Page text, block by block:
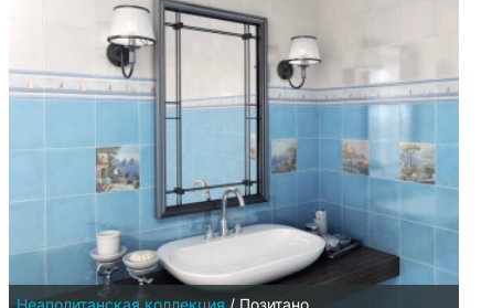
Неаполитанская коллекция / Позитано